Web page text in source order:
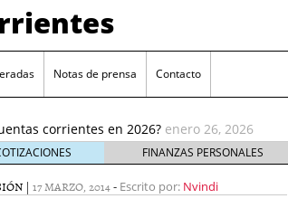
Notas de prensa Contacto
corrientes en 2026? enero 26, 2026
antes de abrir una nueva enero
¿cuál elegir? enero 17, 2026
FINANZAS PERSONALES
| 17 MARZO, 2014- Escrito por: Nvindi